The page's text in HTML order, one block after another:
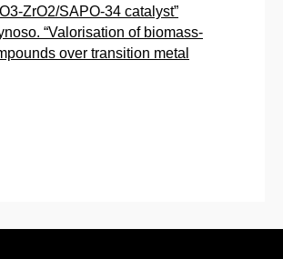
ZrO2/SAPO-34 catalyst”
“Valorisation of biomass-
over transition metal